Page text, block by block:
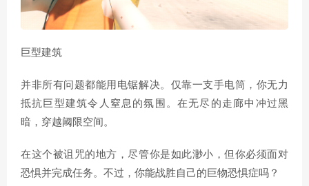
巨型建筑
并非所有问题都能用电锯解决。仅靠一支手电筒，你无力
抵抗巨型建筑令人窒息的氛围。在无尽的走廊中冲过黑
暗，穿越阈限空间。
在这个被诅咒的地方，尽管你是如此渺小，但你必须面对
恐惧并完成任务。不过，你能战胜自己的巨物恐惧症吗？